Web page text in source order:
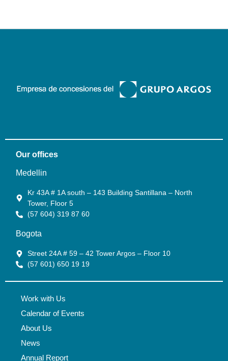
Our offices
Medellin
Kr 43A # 1A south – 143 Building Santillana – North
Tower, Floor 5
(57 604) 319 87 60
Bogota
Street 24A # 59 – 42 Tower Argos – Floor 10
(57 601) 650 19 19
Work with Us
Calendar of Events
About Us
News
Annual Report